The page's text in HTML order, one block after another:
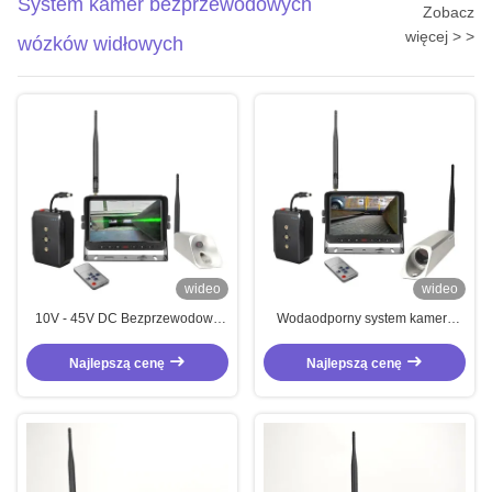
wózków widłowych
Zobacz
więcej > >
wideo
10V - 45V DC Bezprzewodowe
widłowych
Najlepszą cenę
wideo
Wodaodporny system kamery
zapasowa wózka widłowego
Najlepszą cenę